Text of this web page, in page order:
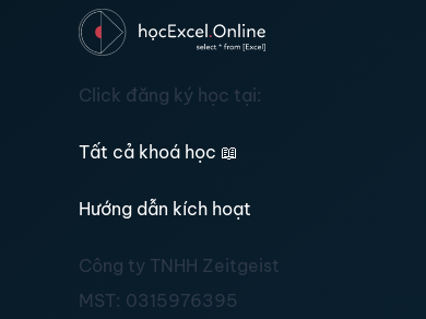
Click đăng ký học tại:
Tất cả khoá học 📖
Hướng dẫn kích hoạt
Công ty TNHH Zeitgeist
MST: 0315976395